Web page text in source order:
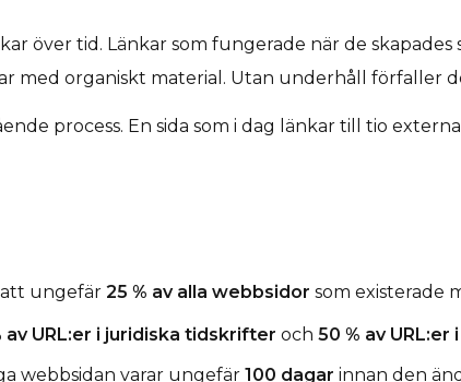
över tid. Länkar som fungerade när de
med organiskt material. Utan underhåll förfaller
process. En sida som i dag länkar till tio
att ungefär 25 % av alla webbsidor som existerade
av URL:er i juridiska tidskrifter och 50 % av
webbsidan varar ungefär 100 dagar innan den